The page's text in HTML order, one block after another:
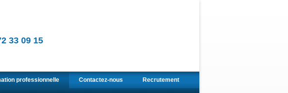
33 09 15
professionnelle Contactez-nous Recrutement